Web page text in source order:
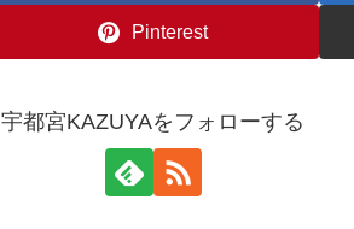
Pinterest
宇都宮KAZUYAをフォローする